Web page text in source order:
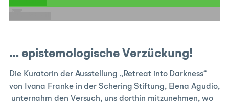
… epistemologische Verzückung!
Die Kuratorin der Ausstellung „Retreat into Darkness“
von Ivana Franke in der Schering Stiftung, Elena Agudio,
unternahm den Versuch, uns dorthin mitzunehmen, wo